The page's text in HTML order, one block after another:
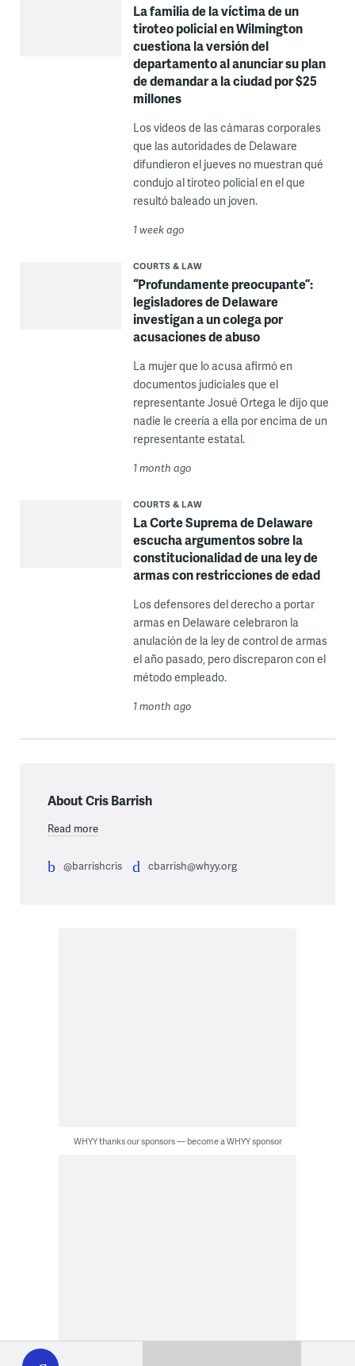
WHYY
play
La familia de la víctima de un
tiroteo policial en Wilmington
cuestiona la versión del
departamento al anunciar su plan
de demandar a la ciudad por $25
millones
Los videos de las cámaras corporales
que las autoridades de Delaware
difundieron el jueves no muestran qué
condujo al tiroteo policial en el que
resultó baleado un joven.
1 week ago
COURTS & LAW
“Profundamente preocupante”:
legisladores de Delaware
investigan a un colega por
acusaciones de abuso
La mujer que lo acusa afirmó en
documentos judiciales que el
representante Josué Ortega le dijo que
nadie le creería a ella por encima de un
representante estatal.
1 month ago
COURTS & LAW
La Corte Suprema de Delaware
escucha argumentos sobre la
constitucionalidad de una ley de
armas con restricciones de edad
Los defensores del derecho a portar
armas en Delaware celebraron la
anulación de la ley de control de armas
el año pasado, pero discreparon con el
método empleado.
1 month ago
About Cris Barrish
Read more
@barrishcris cbarrish@whyy.org
WHYY thanks our sponsors — become a WHYY sponsor